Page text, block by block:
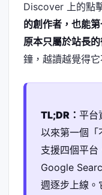
Discover 上的點
的創作者，也能
原本只屬於站長
鐘，越讀越覺得
TL;DR： 平台
以來第一個「
支援四個平
Google
週逐步上線。